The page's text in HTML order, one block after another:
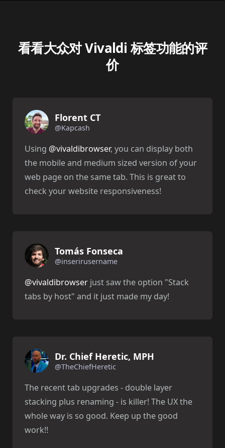
看看大众对 Vivaldi 标签功能的评
价
Florent CT
@Kapcash
Using @vivaldibrowser, you can display both
the mobile and medium sized version of your
web page on the same tab. This is great to
check your website responsiveness!
Tomás Fonseca
@inserirusername
@vivaldibrowser just saw the option "Stack
tabs by host" and it just made my day!
Dr. Chief Heretic, MPH
@TheChiefHeretic
The recent tab upgrades - double layer
stacking plus renaming - is killer! The UX the
whole way is so good. Keep up the good
work!!